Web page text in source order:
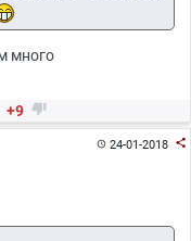
много
+9 
24-01-2018 